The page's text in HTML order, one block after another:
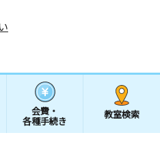
会費・
各種手続き
教室検索